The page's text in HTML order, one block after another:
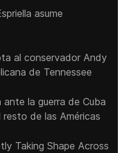
asume
al conservador Andy
de Tennessee
la guerra de Cuba
de las Américas
Taking Shape Across